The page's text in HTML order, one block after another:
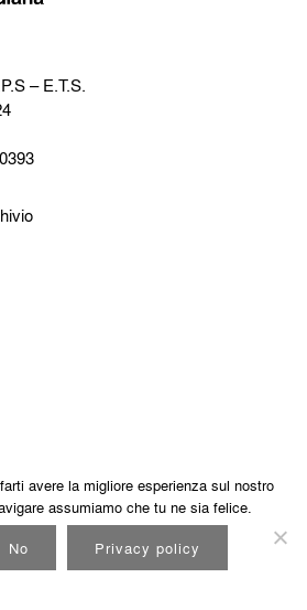
– E.T.S.
avere la migliore esperienza sul nostro
assumiamo che tu ne sia felice.
No Privacy policy